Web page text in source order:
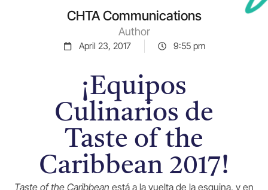
CHTA Communications
Author
April 23, 2017 9:55 pm
¡Equipos
Culinarios de
Taste of the
Caribbean 2017!
Taste of the Caribbean está a la vuelta de la esquina, y en